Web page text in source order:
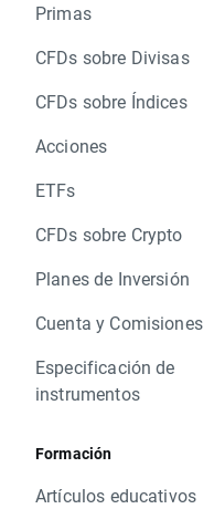
Primas
CFDs sobre Divisas
CFDs sobre Índices
Acciones
ETFs
CFDs sobre Crypto
Planes de Inversión
Cuenta y Comisiones
Especificación de
instrumentos
Formación
Artículos educativos